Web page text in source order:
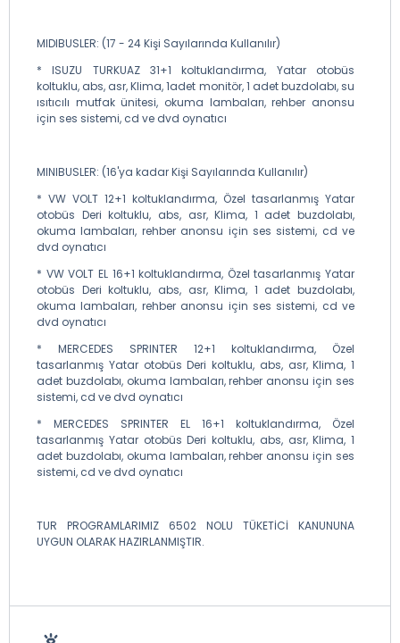
MIDIBUSLER: (17 - 24 Kişi Sayılarında Kullanılır)
* ISUZU TURKUAZ 31+1 koltuklandırma, Yatar otobüs
koltuklu, abs, asr, Klima, 1adet monitör, 1 adet buzdolabı, su
ısıtıcılı mutfak ünitesi, okuma lambaları, rehber anonsu
için ses sistemi, cd ve dvd oynatıcı
MINIBUSLER: (16'ya kadar Kişi Sayılarında Kullanılır)
* VW VOLT 12+1 koltuklandırma, Özel tasarlanmış Yatar
otobüs Deri koltuklu, abs, asr, Klima, 1 adet buzdolabı,
okuma lambaları, rehber anonsu için ses sistemi, cd ve
dvd oynatıcı
* VW VOLT EL 16+1 koltuklandırma, Özel tasarlanmış Yatar
otobüs Deri koltuklu, abs, asr, Klima, 1 adet buzdolabı,
okuma lambaları, rehber anonsu için ses sistemi, cd ve
dvd oynatıcı
* MERCEDES SPRINTER 12+1 koltuklandırma, Özel
tasarlanmış Yatar otobüs Deri koltuklu, abs, asr, Klima, 1
adet buzdolabı, okuma lambaları, rehber anonsu için ses
sistemi, cd ve dvd oynatıcı
* MERCEDES SPRINTER EL 16+1 koltuklandırma, Özel
tasarlanmış Yatar otobüs Deri koltuklu, abs, asr, Klima, 1
adet buzdolabı, okuma lambaları, rehber anonsu için ses
sistemi, cd ve dvd oynatıcı
TUR PROGRAMLARIMIZ 6502 NOLU TÜKETİCİ KANUNUNA
UYGUN OLARAK HAZIRLANMIŞTIR.